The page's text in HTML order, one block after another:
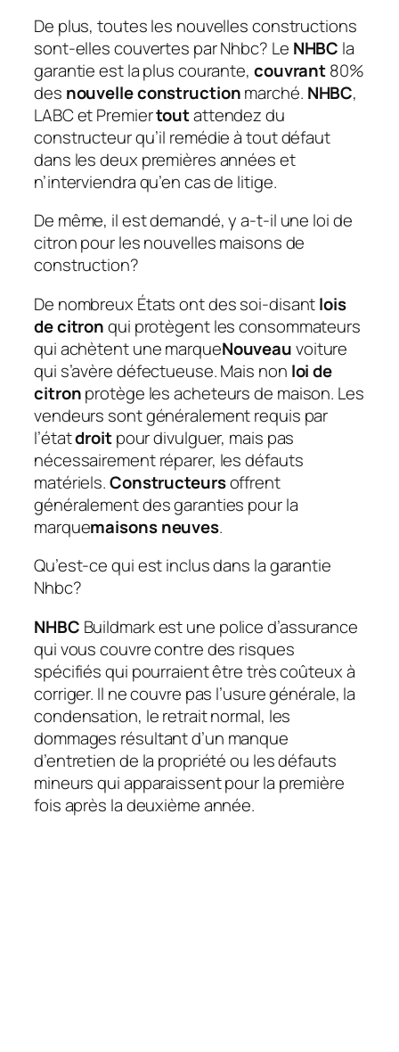
De plus, toutes les nouvelles constructions
sont-elles couvertes par Nhbc? Le NHBC la
garantie est la plus courante, couvrant80%
des nouvelle constructionmarché. NHBC,
LABC et Premiertoutattendez du
constructeur qu’il remédie à tout défaut
dans les deux premières années et
n’interviendra qu’en cas de litige.
De même, il est demandé, y a-t-il une loi de
citron pour les nouvelles maisons de
construction?
De nombreux États ont des soi-disantlois
de citronqui protègent les consommateurs
qui achètent une marqueNouveauvoiture
qui s’avère défectueuse. Mais non loi de
citronprotège les acheteurs de maison. Les
vendeurs sont généralement requis par
l’étatdroitpour divulguer, mais pas
nécessairement réparer, les défauts
matériels.Constructeursoffrent
généralement des garanties pour la
marquemaisons neuves.
Qu’est-ce qui est inclus dans la garantie
Nhbc?
NHBC Buildmark est une police d’assurance
qui vous couvre contre des risques
spécifiés qui pourraient être très coûteux à
corriger. Il ne couvre pas l’usure générale, la
condensation, le retrait normal, les
dommages résultant d’un manque
d’entretien de la propriété ou les défauts
mineurs qui apparaissent pour la première
fois après la deuxième année.